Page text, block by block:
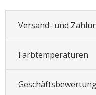
Versand- und
Farbtemperaturen